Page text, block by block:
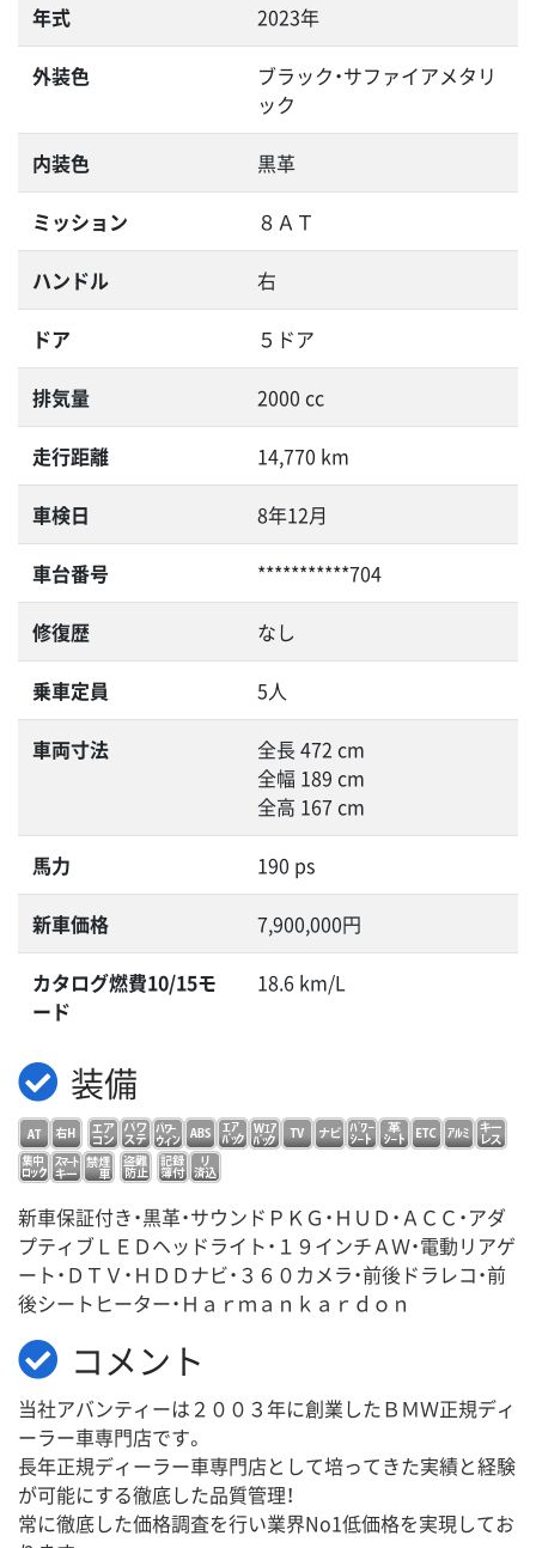
年式 2023年
外装色
ブラック・サファイアメタリ
ック
内装色 黒革
ミッション ８ＡＴ
ハンドル 右
ドア ５ドア
排気量 2000 cc
走行距離 14,770 km
車検日 8年12月
車台番号 ***********704
修復歴 なし
乗車定員 5人
車両寸法
全長 472 cm
全幅 189 cm
全高 167 cm
馬力 190 ps
新車価格 7,900,000円
カタログ燃費10/15モ
ード
18.6 km/L
装備
新車保証付き・黒革・サウンドＰＫＧ・ＨＵＤ・ＡＣＣ・アダ
プティブＬＥＤヘッドライト・１９インチＡＷ・電動リアゲ
ート・ＤＴＶ・ＨＤＤナビ・３６０カメラ・前後ドラレコ・前
後シートヒーター・Ｈａｒｍａｎｋａｒｄｏｎ
コメント
当社アバンティーは２００３年に創業したＢＭＷ正規ディ
ーラー車専門店です。
長年正規ディーラー車専門店として培ってきた実績と経験
が可能にする徹底した品質管理！
常に徹底した価格調査を行い業界No1低価格を実現してお